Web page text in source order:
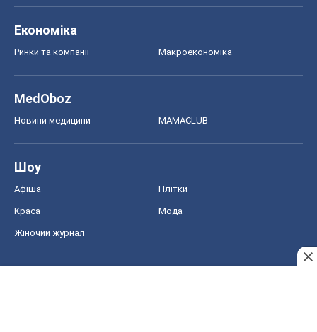
Економіка
Ринки та компанії Макроекономіка
MedOboz
Новини медицини MAMACLUB
Шоу
Афіша Плітки
Краса Мода
Жіночий журнал